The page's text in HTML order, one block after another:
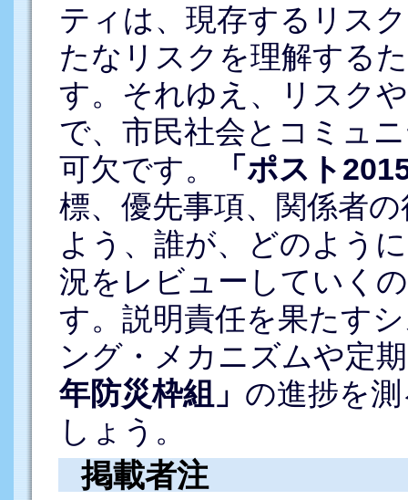
ティは、現存するリス
たなリスクを理解する
す。それゆえ、リスク
で、市民社会とコミュ
可欠です。
「ポスト
標、優先事項、関係者
よう、誰が、どのよう
況をレビューしていく
す。説明責任を果たす
ング・メカニズムや定
年防災枠組」 の進捗を
しょう。
掲載者注